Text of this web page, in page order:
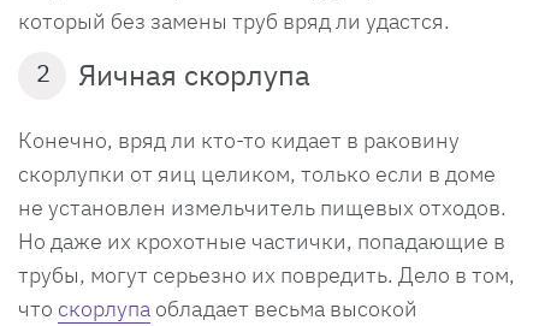
который без замены труб вряд ли удастся.
2 Яичная скорлупа
Конечно, вряд ли кто-то кидает в раковину
скорлупки от яиц целиком, только если в доме
не установлен измельчитель пищевых отходов.
Но даже их крохотные частички, попадающие в
трубы, могут серьезно их повредить. Дело в том,
что скорлупа обладает весьма высокой